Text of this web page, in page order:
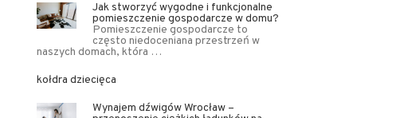
Jak stworzyć wygodne i funkcjonalne
pomieszczenie gospodarcze w domu?
Pomieszczenie gospodarcze to
często niedoceniana przestrzeń w
naszych domach, która …
kołdra dziecięca
Wynajem dźwigów Wrocław –